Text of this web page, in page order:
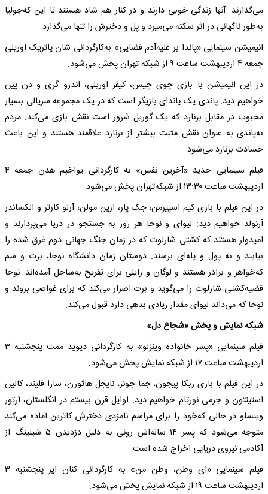
می‌گذارند. آنها زندگی خوبی دارند و در کنار هم شاد هستند تا این که‌جولیا
به‌طور ناگهانی در اثر سکته‌ می‌میرد و پل و دخترش را تنها می‌گذارد.
انیمیشن سینمایی «پاندا بر علیه‌آدم فضایی» به‌کارگردانی شان پاتریک اوریلی
جمعه‌ ۴ اردیبهشت ‌ساعت ۹ از شبکه‌ تهران پخش می‌شود.
در این انیمیشن با بازی چوی چیس، کیفر اوریلی، اندرو گری و دن پین
خواهیم دید: پاندی یک پاندای بازیگر است که‌ در یک مجموعه‌ سریالی بسیار
محبوب در مقابل برنارد که‌ یک گوریل شرور است نقش بازی می‌کند. مردم
به‌پاندی به‌ عنوان نقش مثبت بیشتر از برنارد علاقمند هستند و این باعث
حسادت برنارد می‌شود.
فیلم سینمایی جدید «آخرین نفس» به‌ کارگردانی یواخیم هدن جمعه‌ ۴
اردیبهشت ‌ساعت ۱۳:۳۰ از شبکه‌تهران پخش می‌شود.
در این فیلم با بازی کیم اسپیرمن، جک پار، ارین مولن، آرلو کارتر و الکساندر
آرنولد خواهیم دید: لیوای و نوحا هر روز به‌ جستجو در دریا می‌پردازند و
امیدوار هستند که‌ کشتی شارلوت که‌ در زمان جنگ جهانی دوم غرق شده‌ را
بیابند و به‌ پول و پله‌ای برسند. دوستان زمان دانشگاه‌ نوحا، برت و سم
که‌خواهر و برادر هستند و لوگان و رایلی برای تفریح به‌ساحل آمده‌اند. نوحا
قضیه‌کشتی شارلوت را می‌گوید و برت اصرار می‌کند که‌ برای غواصی بروند و
نوحا که‌ می‌داند لیوای مقدار زیادی بدهی دارد قبول می‌کند.
شبکه‌ نمایش و پخش «شجاع دل»
فیلم سینمایی «پسر خانواده‌ وینزلو» به‌ کارگردانی دیوید ممت پنجشنبه‌ ۳
اردیبهشت ‌ساعت ۱۷ از شبکه‌ نمایش پخش می‌شود.
در این فیلم با بازی ربکا پیجون، جما جونز، نایجل ‌هاثورن، سارا فلیند، کالین
استینتون و جرمی‌ نورتام خواهیم دید: اوایل قرن بیستم در انگلستان، آرتور
وینسلو در حالی که‌خود را برای مراسم نامزدی دخترش کاترین آماده‌ می‌کند
متوجه‌ می‌شود که‌ پسر ۱۴ ساله‌اش رونی به‌ دلیل دزدیدن ۵ شیلینگ از
آکادمی‌ نیروی دریایی اخراج شده‌ است.
فیلم سینمایی «ای وطن، وطن من» به‌ کارگردانی کنان ایر پنجشنبه‌ ۳
اردیبهشت ‌ساعت ۱۹ از شبکه‌ نمایش پخش می‌شود.